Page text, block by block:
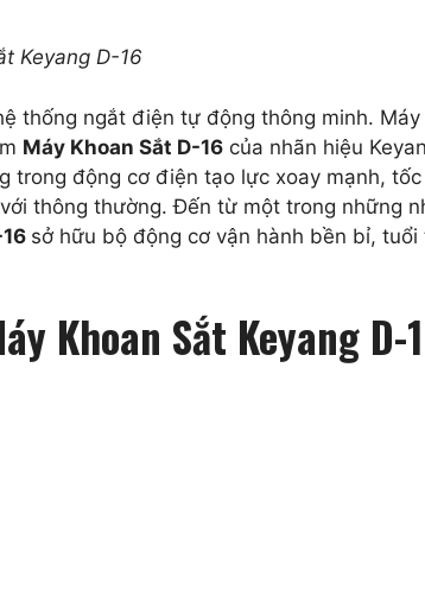
Keyang D-16
thống ngắt điện tự động thông minh. Máy
Máy Khoan Sắt D-16 của nhãn hiệu
trong động cơ điện tạo lực xoay mạnh,
thông thường. Đến từ một trong những
sở hữu bộ động cơ vận hành bền bỉ, tuổi
Khoan Sắt Keyang D-